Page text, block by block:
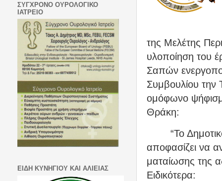
της Μελέτης
υλοποίηση του
Σαπών
Συμβουλίου την
ομόφωνο
Θράκη:
“Το
αποφασίζει να
ματαίωσης της
Ειδικότερα:
ΣΥΓΧΡΟΝΟ ΟΥΡΟΛΟΓΙΚΟ
ΙΑΤΡΕΙΟ
ΕΙΔΗ ΚΥΝΗΓΙΟΥ ΚΑΙ ΑΛΙΕΙΑΣ